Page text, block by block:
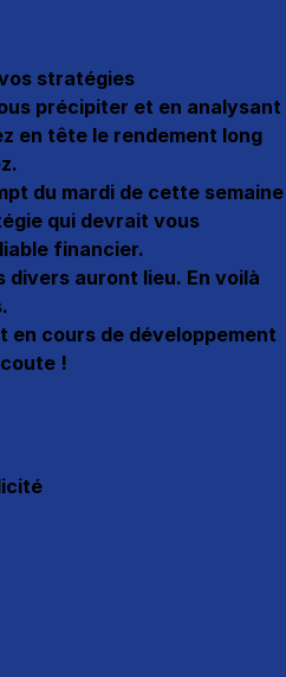
stratégies
précipiter et en analysant
en tête le rendement long
du mardi de cette semaine
qui devrait vous
financier.
auront lieu. En voilà
en cours de développement
!